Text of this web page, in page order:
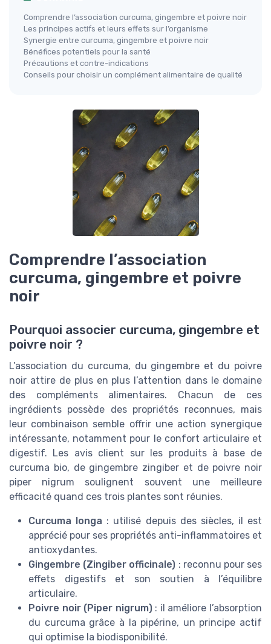
Comprendre l’association curcuma, gingembre et poivre noir
Les principes actifs et leurs effets sur l’organisme
Synergie entre curcuma, gingembre et poivre noir
Bénéfices potentiels pour la santé
Précautions et contre-indications
Conseils pour choisir un complément alimentaire de qualité
Comprendre l’association
curcuma, gingembre et poivre
noir
Pourquoi associer curcuma, gingembre et
poivre noir ?
L’association du curcuma, du gingembre et du poivre
noir attire de plus en plus l’attention dans le domaine
des compléments alimentaires. Chacun de ces
ingrédients possède des propriétés reconnues, mais
leur combinaison semble offrir une action synergique
intéressante, notamment pour le confort articulaire et
digestif. Les avis client sur les produits à base de
curcuma bio, de gingembre zingiber et de poivre noir
piper nigrum soulignent souvent une meilleure
efficacité quand ces trois plantes sont réunies.
Curcuma longa : utilisé depuis des siècles, il est
apprécié pour ses propriétés anti-inflammatoires et
antioxydantes.
Gingembre (Zingiber officinale) : reconnu pour ses
effets digestifs et son soutien à l’équilibre
articulaire.
Poivre noir (Piper nigrum): il améliore l’absorption
du curcuma grâce à la pipérine, un principe actif
qui optimise la biodisponibilité.